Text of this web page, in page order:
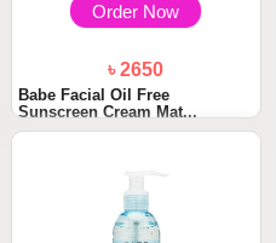
Order Now
৳ 2650
Babe Facial Oil Free
Sunscreen Cream Mat...